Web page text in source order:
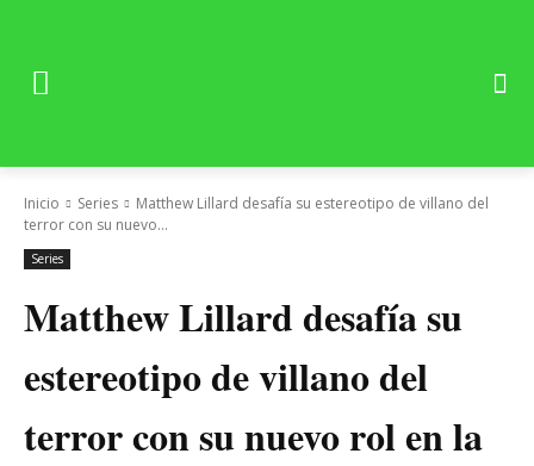
Inicio Series
Matthew Lillard desafía su estereotipo de villano del
terror con su nuevo...
Series
Matthew Lillard desafía su
estereotipo de villano del
terror con su nuevo rol en la